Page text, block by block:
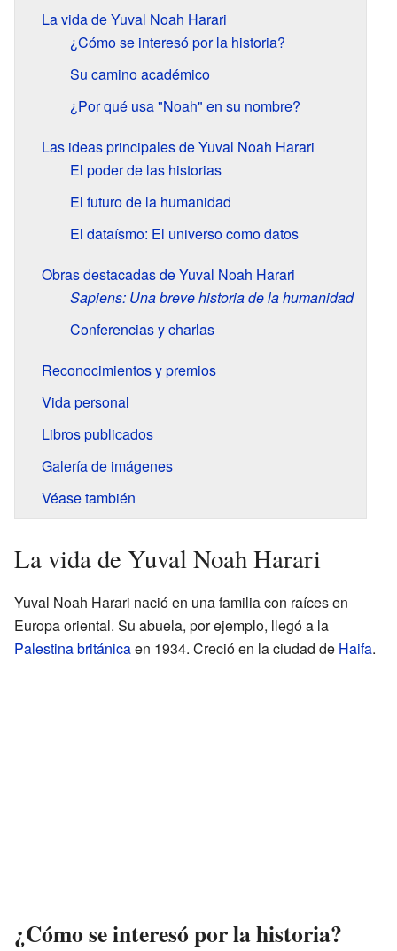
La vida de Yuval Noah Harari
¿Cómo se interesó por la historia?
Su camino académico
¿Por qué usa "Noah" en su nombre?
Las ideas principales de Yuval Noah Harari
El poder de las historias
El futuro de la humanidad
El dataísmo: El universo como datos
Obras destacadas de Yuval Noah Harari
Sapiens: Una breve historia de la humanidad
Conferencias y charlas
Reconocimientos y premios
Vida personal
Libros publicados
Galería de imágenes
Véase también
La vida de Yuval Noah Harari
Yuval Noah Harari nació en una familia con raíces en
Europa oriental. Su abuela, por ejemplo, llegó a la
Palestina británicaen 1934. Creció en la ciudad de Haifa.
¿Cómo se interesó por la historia?